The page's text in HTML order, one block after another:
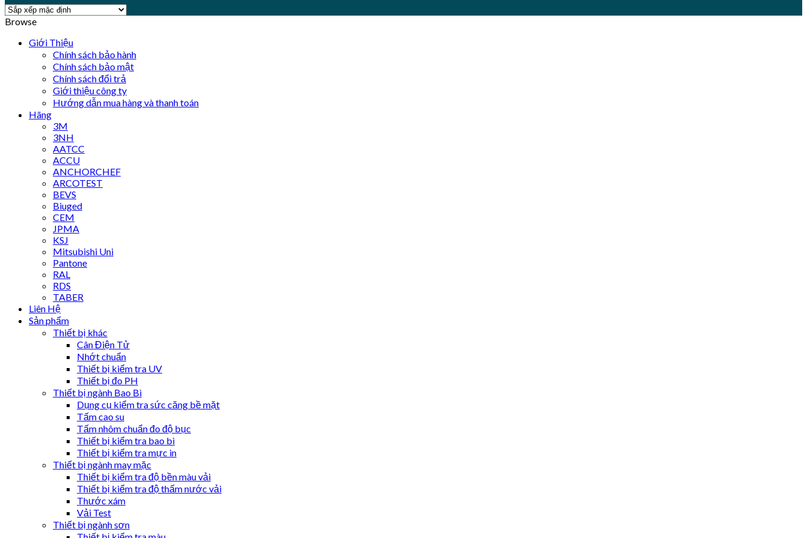
Browse
Giới Thiệu
Chính sách bảo hành
Chính sách bảo mật
Chính sách đổi trả
Giới thiệu công ty
Hướng dẫn mua hàng và thanh toán
Hãng
3M
3NH
AATCC
ACCU
ANCHORCHEF
ARCOTEST
BEVS
Biuged
CEM
JPMA
KSJ
Mitsubishi Uni
Pantone
RAL
RDS
TABER
Liên Hệ
Sản phẩm
Thiết bị khác
Cân Điện Tử
Nhớt chuẩn
Thiết bị kiểm tra UV
Thiết bị đo PH
Thiết bị ngành Bao Bì
Dụng cụ kiểm tra sức căng bề mặt
Tấm cao su
Tấm nhôm chuẩn đo độ bục
Thiết bị kiểm tra bao bì
Thiết bị kiểm tra mực in
Thiết bị ngành may mặc
Thiết bị kiểm tra độ bền màu vải
Thiết bị kiểm tra độ thấm nước vải
Thước xám
Vải Test
Thiết bị ngành sơn